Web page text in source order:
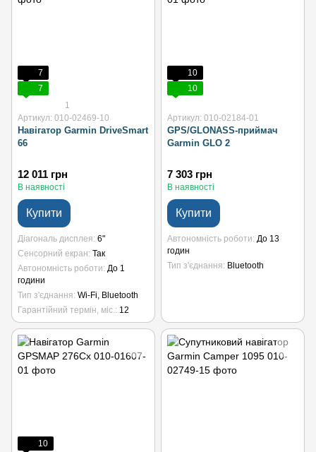
7
7
1
Артикул: 010-02469-10
Навігатор Garmin DriveSmart
66
12 011 грн
В наявності
Купити
Діагональ дисплея 6"
Сенсорний екран Так
Автономність роботи До 1
години
Тип з'єднання Wi-Fi, Bluetooth
Гарантійний термін, міс. 12
10
10
Артикул: 010-02184-01
GPS/GLONASS-приймач
Garmin GLO 2
7 303 грн
В наявності
Купити
Автономність роботи До 13
годин
Тип з'єднання Bluetooth
10